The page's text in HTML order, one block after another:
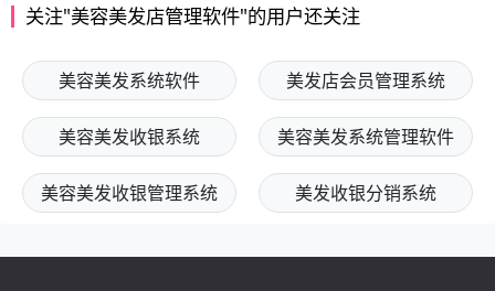
关注"美容美发店管理软件"的用户还关注
美容美发系统软件 美发店会员管理系统
美容美发收银系统 美容美发系统管理软件
美容美发收银管理系统 美发收银分销系统